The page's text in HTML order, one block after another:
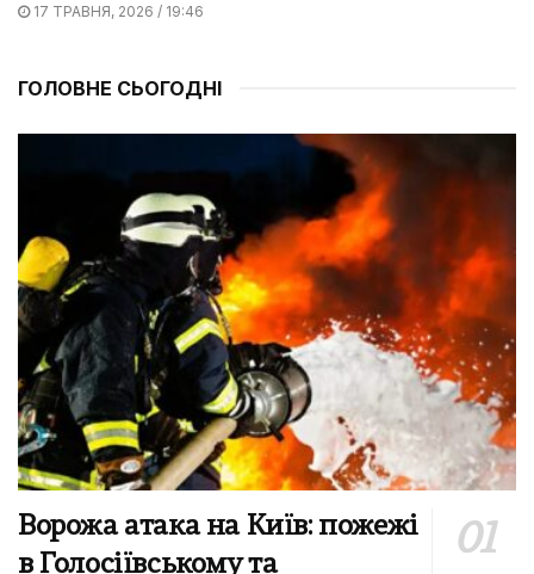
17 ТРАВНЯ, 2026 / 19:46
ГОЛОВНЕ СЬОГОДНІ
Ворожа атака на Київ: пожежі
в Голосіївському та